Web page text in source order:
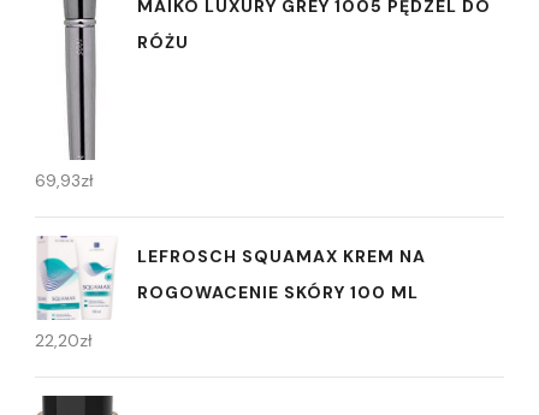
MAIKO LUXURY GREY 1005 PĘDZEL DO
RÓŻU
69,93zł
LEFROSCH SQUAMAX KREM NA
ROGOWACENIE SKÓRY 100 ML
22,20zł